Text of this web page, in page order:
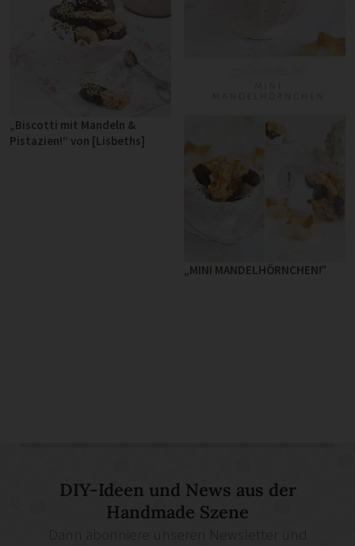
„Biscotti mit Mandeln &
Pistazien!“ von [Lisbeths]
„MINI MANDELHÖRNCHEN!”
DIY-Ideen und News aus der
Handmade Szene